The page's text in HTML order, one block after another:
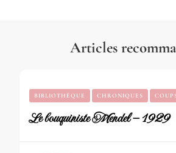
Articles
BIBLIOTHÈQUE CHRONIQUES
Le bouquiniste Mendel – 1929